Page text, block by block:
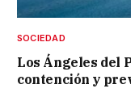
SOCIEDAD
Los Ángeles del
contención y